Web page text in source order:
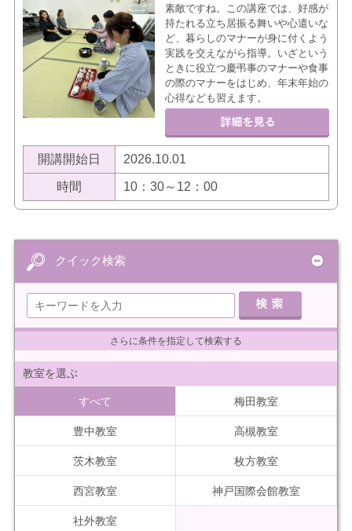
素敵ですね。この講座では、好感が
持たれる立ち居振る舞いや心遣いな
ど、暮らしのマナーが身に付くよう
実践を交えながら指導。いざという
ときに役立つ慶弔事のマナーや食事
の際のマナーをはじめ、年末年始の
心得なども習えます。
開講開始日 2026.10.01
時間 10：30～12：00
クイック検索
さらに条件を指定して検索する
教室を選ぶ
すべて 梅田教室
豊中教室 高槻教室
茨木教室 枚方教室
西宮教室 神戸国際会館教室
社外教室